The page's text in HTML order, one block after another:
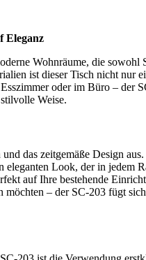
Eleganz
Wohnräume, die
ist dieser Tisch nicht nur
oder im Büro – der
Weise.
das zeitgemäße Design
eleganten Look, der in jedem
auf Ihre bestehende
möchten – der SC-203 fügt